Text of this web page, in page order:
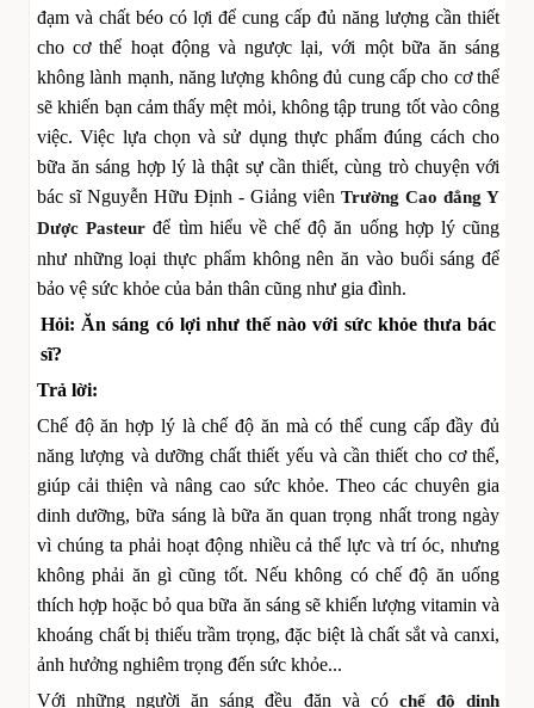
đạm và chất béo có lợi để cung cấp đủ năng lượng cần thiết
cho cơ thể hoạt động và ngược lại, với một bữa ăn sáng
không lành mạnh, năng lượng không đủ cung cấp cho cơ thể
sẽ khiến bạn cảm thấy mệt mỏi, không tập trung tốt vào công
việc. Việc lựa chọn và sử dụng thực phẩm đúng cách cho
bữa ăn sáng hợp lý là thật sự cần thiết, cùng trò chuyện với
bác sĩ Nguyễn Hữu Định - Giảng viên Trường Cao đẳng Y
Dược Pasteur để tìm hiểu về chế độ ăn uống hợp lý cũng
như những loại thực phẩm không nên ăn vào buổi sáng để
bảo vệ sức khỏe của bản thân cũng như gia đình.
Hỏi: Ăn sáng có lợi như thế nào với sức khỏe thưa bác
sĩ?
Trả lời:
Chế độ ăn hợp lý là chế độ ăn mà có thể cung cấp đầy đủ
năng lượng và dưỡng chất thiết yếu và cần thiết cho cơ thể,
giúp cải thiện và nâng cao sức khỏe. Theo các chuyên gia
dinh dưỡng, bữa sáng là bữa ăn quan trọng nhất trong ngày
vì chúng ta phải hoạt động nhiều cả thể lực và trí óc, nhưng
không phải ăn gì cũng tốt. Nếu không có chế độ ăn uống
thích hợp hoặc bỏ qua bữa ăn sáng sẽ khiến lượng vitamin và
khoáng chất bị thiếu trầm trọng, đặc biệt là chất sắt và canxi,
ảnh hưởng nghiêm trọng đến sức khỏe...
Với những người ăn sáng đều đặn và có chế độ dinh